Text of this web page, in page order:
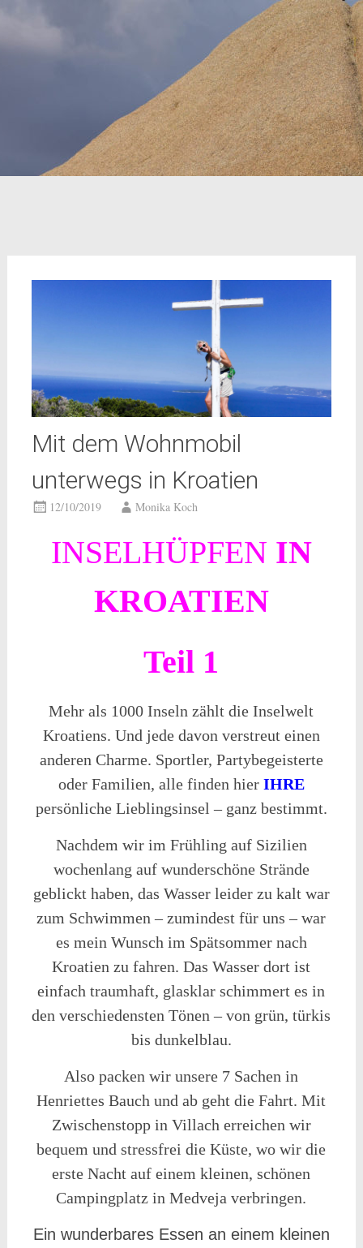
Mit dem Wohnmobil
unterwegs in Kroatien
12/10/2019 Monika Koch
INSELHÜPFEN IN
KROATIEN
Teil 1
Mehr als 1000 Inseln zählt die Inselwelt
Kroatiens. Und jede davon verstreut einen
anderen Charme. Sportler, Partybegeisterte
oder Familien, alle finden hier IHRE
persönliche Lieblingsinsel – ganz bestimmt.
Nachdem wir im Frühling auf Sizilien
wochenlang auf wunderschöne Strände
geblickt haben, das Wasser leider zu kalt war
zum Schwimmen – zumindest für uns – war
es mein Wunsch im Spätsommer nach
Kroatien zu fahren. Das Wasser dort ist
einfach traumhaft, glasklar schimmert es in
den verschiedensten Tönen – von grün, türkis
bis dunkelblau.
Also packen wir unsere 7 Sachen in
Henriettes Bauch und ab geht die Fahrt. Mit
Zwischenstopp in Villach erreichen wir
bequem und stressfrei die Küste, wo wir die
erste Nacht auf einem kleinen, schönen
Campingplatz in Medveja verbringen.
Ein wunderbares Essen an einem kleinen